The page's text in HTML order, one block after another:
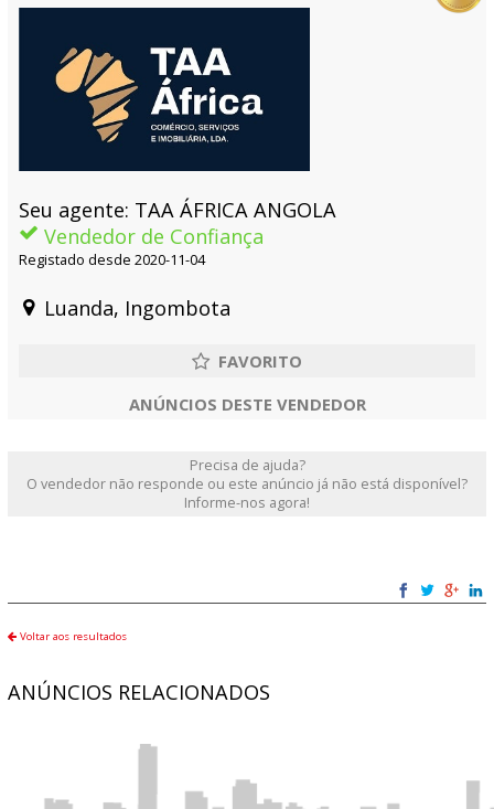
Seu agente: TAA ÁFRICA ANGOLA
Vendedor de Confiança
Registado desde 2020-11-04
Luanda, Ingombota
ANÚNCIOS DESTE VENDEDOR
Precisa de ajuda?
O vendedor não responde ou este anúncio já não está disponível?
Informe-nos agora!
Voltar aos resultados
ANÚNCIOS RELACIONADOS